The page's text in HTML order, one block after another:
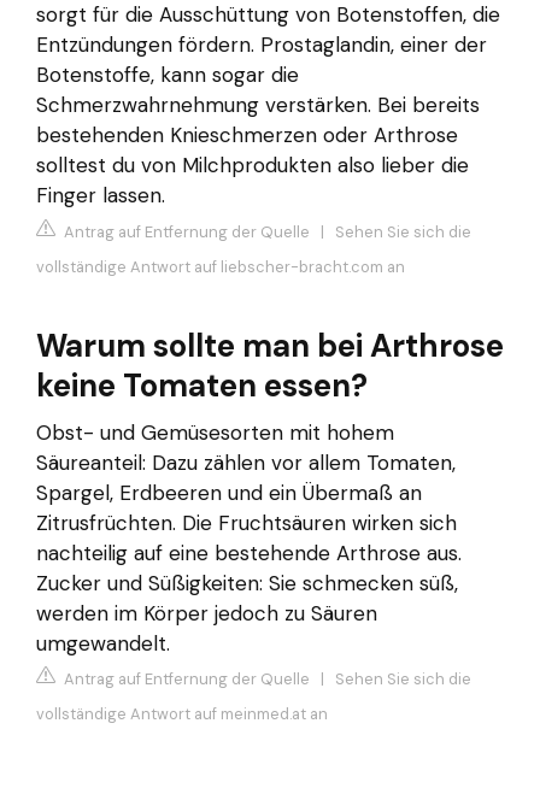
sorgt für die Ausschüttung von Botenstoffen, die
Entzündungen fördern. Prostaglandin, einer der
Botenstoffe, kann sogar die
Schmerzwahrnehmung verstärken. Bei bereits
bestehenden Knieschmerzen oder Arthrose
solltest du von Milchprodukten also lieber die
Finger lassen.
Antrag auf Entfernung der Quelle | Sehen Sie sich die
vollständige Antwort auf liebscher-bracht.com an
Warum sollte man bei Arthrose
keine Tomaten essen?
Obst- und Gemüsesorten mit hohem
Säureanteil: Dazu zählen vor allem Tomaten,
Spargel, Erdbeeren und ein Übermaß an
Zitrusfrüchten. Die Fruchtsäuren wirken sich
nachteilig auf eine bestehende Arthrose aus.
Zucker und Süßigkeiten: Sie schmecken süß,
werden im Körper jedoch zu Säuren
umgewandelt.
Antrag auf Entfernung der Quelle | Sehen Sie sich die
vollständige Antwort auf meinmed.at an